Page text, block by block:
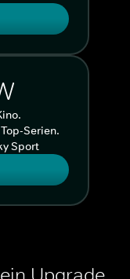
Serien.
Sport
Upgrade